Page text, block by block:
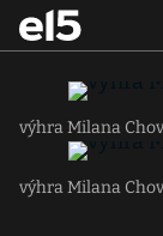
výhra Milana
výhra Milana